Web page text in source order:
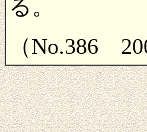
る。
（No.386